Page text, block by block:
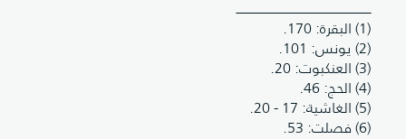
ــــــــــــــــــــــــــــــــــــــــــــــــــــــــــــــــــــــــــ
(1) البقرة: 170.
(2) يونس: 101.
(3) العنكبوت: 20.
(4) الحج: 46.
(5) الغاشية: 17 - 20.
(6) فصلت: 53.